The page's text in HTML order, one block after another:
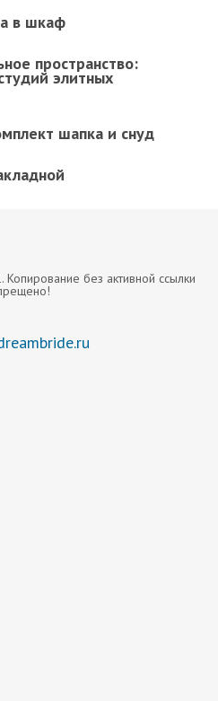
в шкаф
пространство:
элитных
шапка и снуд
без активной ссылки